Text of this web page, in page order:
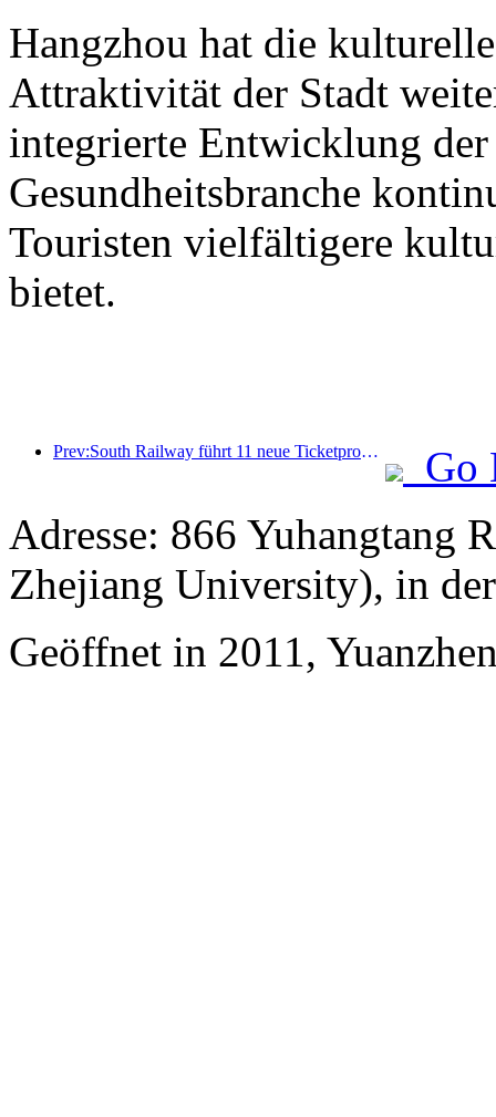
Hangzhou hat die
Attraktivität der Stadt
integrierte Entwicklung
Gesundheitsbranche
Touristen vielfältigere
bietet.
Prev:South Railway führt 11 neue Ticketprodukte ein, um die integrierte Entwicklung von Verkehr und Tourismus in den Provinzen Fujian und Jiangxi zu fördern
Go
Adresse: 866 Yuhangtang
Zhejiang University), in
Geöffnet in 2011,